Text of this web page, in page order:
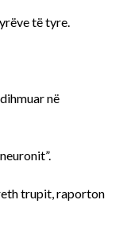
të tyre.
në
trupit, raporton